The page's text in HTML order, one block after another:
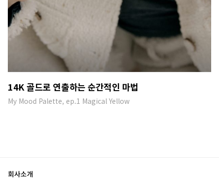
14K 골드로 연출하는 순간적인 마법
My Mood Palette, ep.1 Magical Yellow
회사소개